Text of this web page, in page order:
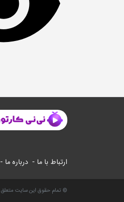
ارتباط با ما - درباره ما -
© تمام حقوق این سایت متعلق